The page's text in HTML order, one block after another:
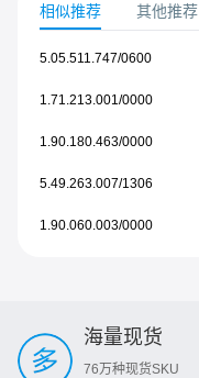
相似推荐 其他推荐
5.05.511.747/0600
1.71.213.001/0000
1.90.180.463/0000
5.49.263.007/1306
1.90.060.003/0000
海量现货
76万种现货SKU